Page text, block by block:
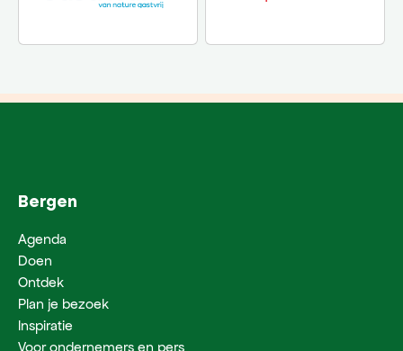
Bergen
Agenda
Doen
Ontdek
Plan je bezoek
Inspiratie
Voor ondernemers en pers